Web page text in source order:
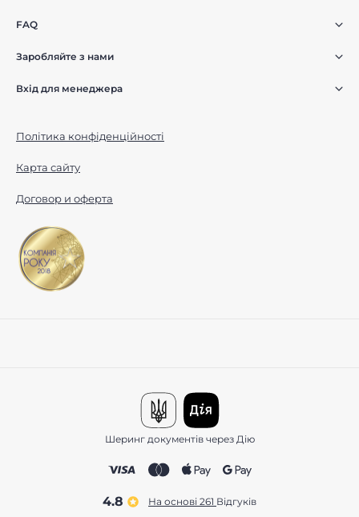
FAQ
Заробляйте з нами
Вхід для менеджера
Політика конфіденційності
Карта сайту
Договор и оферта
Шеринг документів через Дію
4.8 На основі 261 відгуків